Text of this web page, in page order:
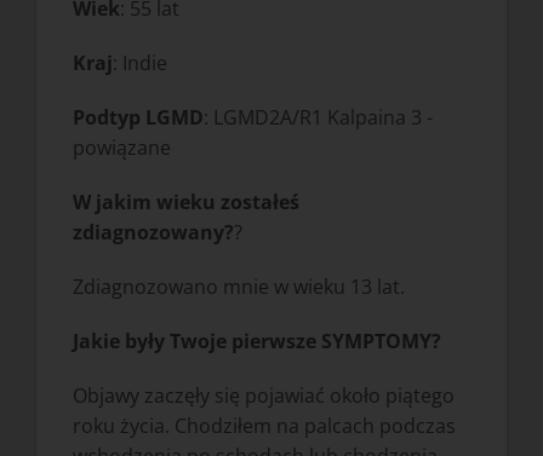
Wiek: 55 lat
Kraj: Indie
Podtyp LGMD: LGMD2A/R1 Kalpaina 3 -
powiązane
W jakim wieku zostałeś
zdiagnozowany??
Zdiagnozowano mnie w wieku 13 lat.
Jakie były Twoje pierwsze SYMPTOMY?
Objawy zaczęły się pojawiać około piątego
roku życia. Chodziłem na palcach podczas